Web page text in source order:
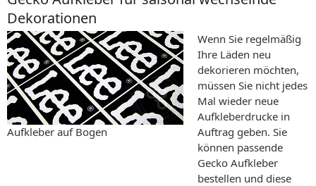
Dekorationen
Aufkleber auf Bogen
Wenn Sie regelmäßig
Ihre Läden neu
dekorieren möchten,
müssen Sie nicht jedes
Mal wieder neue
Aufkleberdrucke in
Auftrag geben. Sie
können passende
Gecko Aufkleber
bestellen und diese